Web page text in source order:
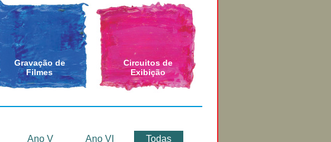
Gravação de
Filmes
Circuitos de
Exibição
Ano V Ano VI Todas